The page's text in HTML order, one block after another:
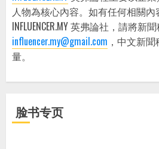
人物為核心內容。如有任何相關
INFLUENCER.MY 英弗論社，請將新
influencer.my@gmail.com ，中文新
量。
脸书专页